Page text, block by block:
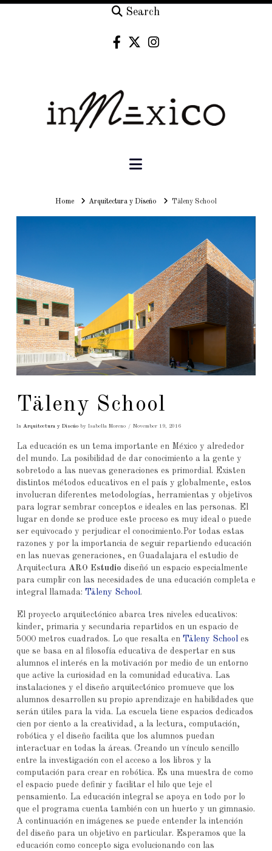
Search
Navigation
HomeHomeArquitectura y Diseño Täleny School
Täleny School
In Arquitectura y Diseñoby Isabella Moreno November 19, 2016
La educación es un tema importante en México y alrededor
del mundo. La posibilidad de dar conocimiento a la gente y
sobretodo a las nuevas generaciones es primordial. Existen
distintos métodos educativos en el país y globalmente, estos
involucran diferentes metodologías, herramientas y objetivos
para lograr sembrar conceptos e ideales en las personas. El
lugar en donde se produce este proceso es muy ideal o puede
ser equivocado y perjudicar el conocimiento.Por todas estas
razones y por la importancia de seguir repartiendo educación
en las nuevas generaciones, en Guadalajara el estudio de
Arquitectura ARO Estudio diseñó un espacio especialmente
para cumplir con las necesidades de una educación completa e
integral llamada: Täleny School.
El proyecto arquitectónico abarca tres niveles educativos:
kinder, primaria y secundaria repartidos en un espacio de
5000 metros cuadrados. Lo que resalta en Täleny Schooles
que se basa en al filosofía educativa de despertar en sus
alumnos el interés en la motivación por medio de un entorno
que active la curiosidad en la comunidad educativa. Las
instalaciones y el diseño arquitectónico promueve que los
alumnos desarrollen su propio aprendizaje en habilidades que
serán útiles para la vida. La escuela tiene espacios dedicados
cien por ciento a la creatividad, a la lectura, computación,
robótica y el diseño facilita que los alumnos puedan
interactuar en todas la áreas. Creando un vínculo sencillo
entre la investigación con el acceso a los libros y la
computación para crear en robótica. Es una muestra de como
el espacio puede definir y facilitar el hilo que teje el
pensamiento. La educación integral se apoya en todo por lo
que el programa cuenta también con un huerto y un gimnasio.
A continuación en imágenes se puede entender la intención
del diseño para un objetivo en particular. Esperamos que la
educación como concepto siga evolucionando con las